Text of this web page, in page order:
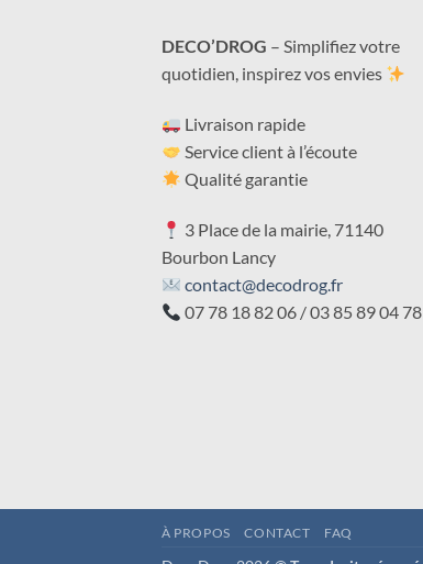
DECO’DROG – Simplifiez votre
quotidien, inspirez vos envies
Livraison rapide
Service client à l’écoute
Qualité garantie
3 Place de la mairie, 71140
Bourbon Lancy
contact@decodrog.fr
07 78 18 82 06 / 03 85 89 04 78
À PROPOS CONTACT FAQ